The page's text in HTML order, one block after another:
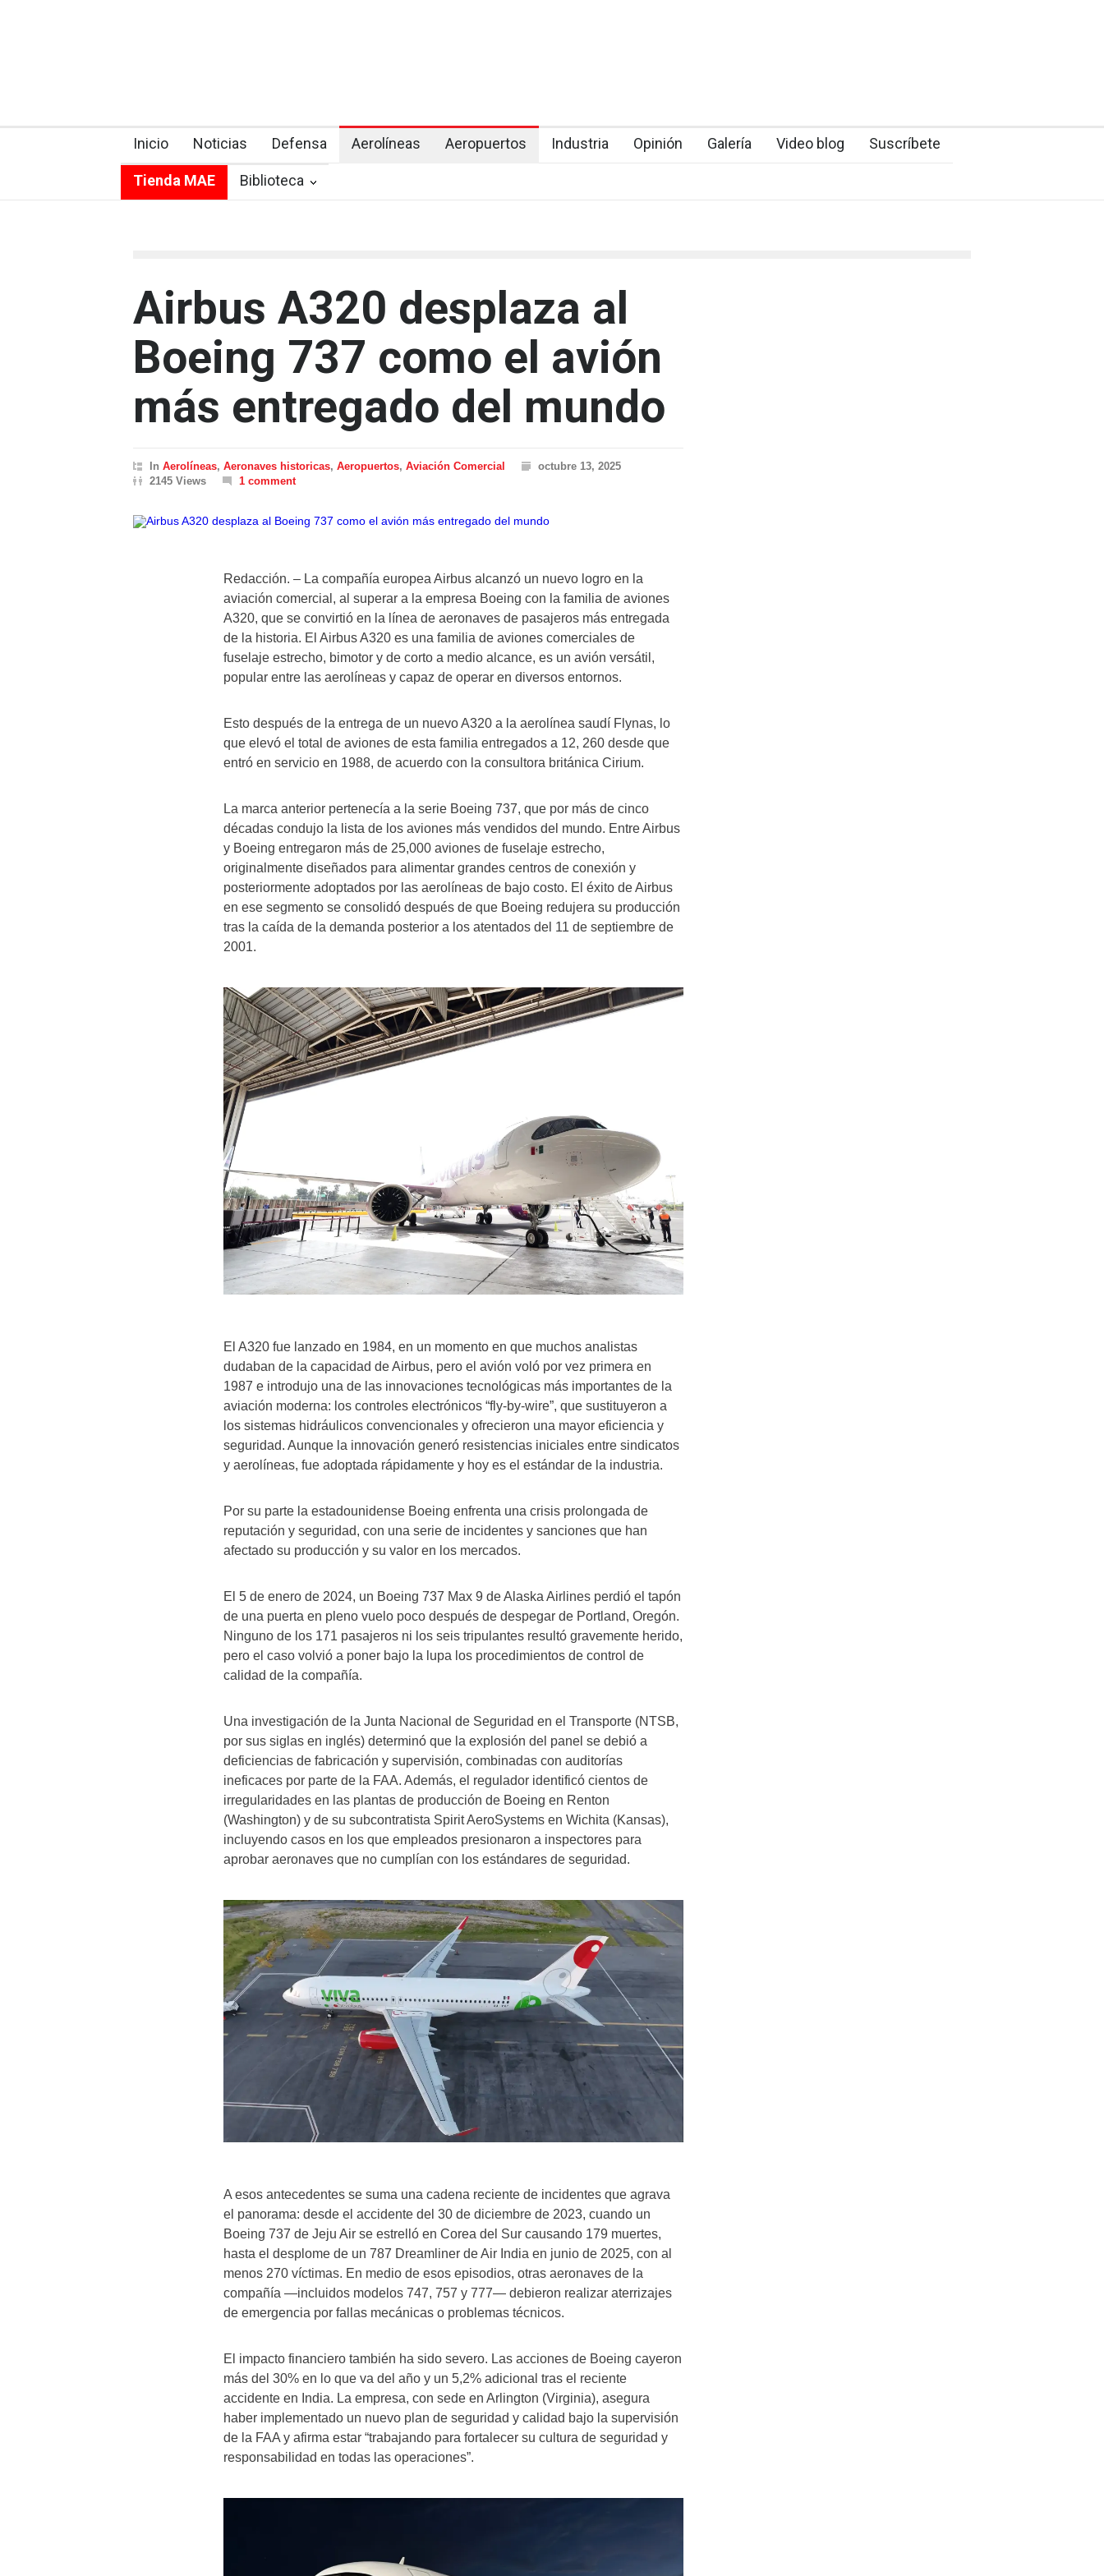
Inicio Noticias Defensa Aerolíneas Aeropuertos Industria Opinión Galería Video blog Suscríbete
Tienda MAE Biblioteca
Airbus A320 desplaza al
Boeing 737 como el avión
más entregado del mundo
In Aerolíneas, Aeronaves historicas, Aeropuertos, Aviación Comercial
octubre 13, 2025
2145 Views
1 comment
Redacción. – La compañía europea Airbus alcanzó un nuevo logro en la
aviación comercial, al superar a la empresa Boeing con la familia de aviones
A320, que se convirtió en la línea de aeronaves de pasajeros más entregada
de la historia. El Airbus A320 es una familia de aviones comerciales de
fuselaje estrecho, bimotor y de corto a medio alcance, es un avión versátil,
popular entre las aerolíneas y capaz de operar en diversos entornos.
Esto después de la entrega de un nuevo A320 a la aerolínea saudí Flynas, lo
que elevó el total de aviones de esta familia entregados a 12, 260 desde que
entró en servicio en 1988, de acuerdo con la consultora británica Cirium.
La marca anterior pertenecía a la serie Boeing 737, que por más de cinco
décadas condujo la lista de los aviones más vendidos del mundo. Entre Airbus
y Boeing entregaron más de 25,000 aviones de fuselaje estrecho,
originalmente diseñados para alimentar grandes centros de conexión y
posteriormente adoptados por las aerolíneas de bajo costo. El éxito de Airbus
en ese segmento se consolidó después de que Boeing redujera su producción
tras la caída de la demanda posterior a los atentados del 11 de septiembre de
2001.
El A320 fue lanzado en 1984, en un momento en que muchos analistas
dudaban de la capacidad de Airbus, pero el avión voló por vez primera en
1987 e introdujo una de las innovaciones tecnológicas más importantes de la
aviación moderna: los controles electrónicos “fly-by-wire”, que sustituyeron a
los sistemas hidráulicos convencionales y ofrecieron una mayor eficiencia y
seguridad. Aunque la innovación generó resistencias iniciales entre sindicatos
y aerolíneas, fue adoptada rápidamente y hoy es el estándar de la industria.
Por su parte la estadounidense Boeing enfrenta una crisis prolongada de
reputación y seguridad, con una serie de incidentes y sanciones que han
afectado su producción y su valor en los mercados.
El 5 de enero de 2024, un Boeing 737 Max 9 de Alaska Airlines perdió el tapón
de una puerta en pleno vuelo poco después de despegar de Portland, Oregón.
Ninguno de los 171 pasajeros ni los seis tripulantes resultó gravemente herido,
pero el caso volvió a poner bajo la lupa los procedimientos de control de
calidad de la compañía.
Una investigación de la Junta Nacional de Seguridad en el Transporte (NTSB,
por sus siglas en inglés) determinó que la explosión del panel se debió a
deficiencias de fabricación y supervisión, combinadas con auditorías
ineficaces por parte de la FAA. Además, el regulador identificó cientos de
irregularidades en las plantas de producción de Boeing en Renton
(Washington) y de su subcontratista Spirit AeroSystems en Wichita (Kansas),
incluyendo casos en los que empleados presionaron a inspectores para
aprobar aeronaves que no cumplían con los estándares de seguridad.
A esos antecedentes se suma una cadena reciente de incidentes que agrava
el panorama: desde el accidente del 30 de diciembre de 2023, cuando un
Boeing 737 de Jeju Air se estrelló en Corea del Sur causando 179 muertes,
hasta el desplome de un 787 Dreamliner de Air India en junio de 2025, con al
menos 270 víctimas. En medio de esos episodios, otras aeronaves de la
compañía —incluidos modelos 747, 757 y 777— debieron realizar aterrizajes
de emergencia por fallas mecánicas o problemas técnicos.
El impacto financiero también ha sido severo. Las acciones de Boeing cayeron
más del 30% en lo que va del año y un 5,2% adicional tras el reciente
accidente en India. La empresa, con sede en Arlington (Virginia), asegura
haber implementado un nuevo plan de seguridad y calidad bajo la supervisión
de la FAA y afirma estar “trabajando para fortalecer su cultura de seguridad y
responsabilidad en todas las operaciones”.